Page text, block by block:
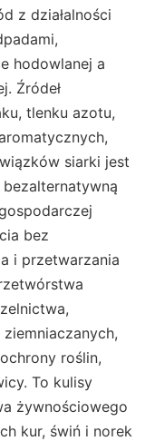
z działalności
hodowlanej a
Źródeł
tlenku azotu,
siarki jest
bez
i przetwarzania
roślin,
To kulisy
żywnościowego
kur, świń i norek